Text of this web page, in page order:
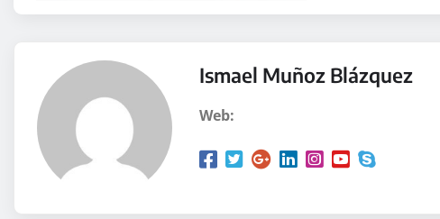
Ismael Muñoz Blázquez
Web: